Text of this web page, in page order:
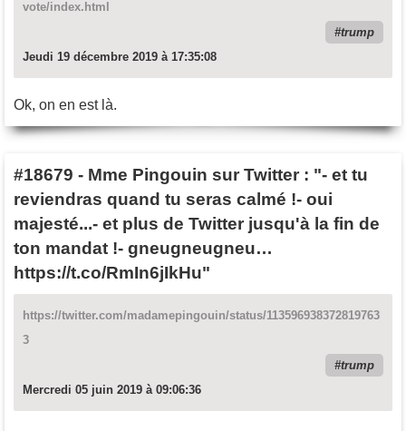
vote/index.html
trump
Jeudi 19 décembre 2019 à 17:35:08
Ok, on en est là.
#18679 - Mme Pingouin sur Twitter : "- et tu
reviendras quand tu seras calmé !- oui
majesté...- et plus de Twitter jusqu'à la fin de
ton mandat !- gneugneugneu…
https://t.co/RmIn6jIkHu"
https://twitter.com/madamepingouin/status/113596938372819763
3
trump
Mercredi 05 juin 2019 à 09:06:36